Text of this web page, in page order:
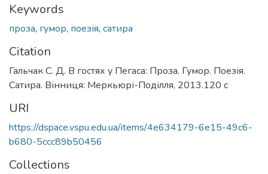
Keywords
проза, гумор, поезія, сатира
Citation
Гальчак С. Д. В гостях у Пегаса: Проза. Гумор. Поезія.
Сатира. Вінниця: Меркьюрі-Поділля, 2013.120 с
URI
https://dspace.vspu.edu.ua/items/4e634179-6e15-49c6-
b680-5ccc89b50456
Collections